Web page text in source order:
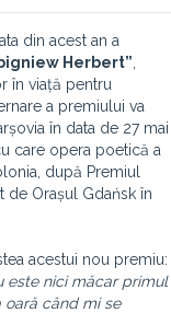
din acest an a
Herbert”
în viață pentru
a premiului va
în data de 27 mai
care opera poetică a
după Premiul
de Orașul Gdańsk în
acestui nou premiu:
este nici măcar primul
când mi se